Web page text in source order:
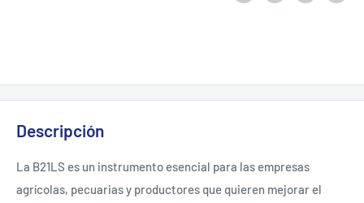
Descripción
La B21LS es un instrumento esencial para las empresas
agrícolas, pecuarias y productores que quieren mejorar el